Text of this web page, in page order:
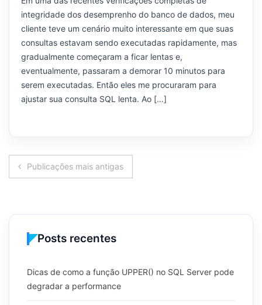
integridade dos desemprenho do banco de dados, meu
cliente teve um cenário muito interessante em que suas
consultas estavam sendo executadas rapidamente, mas
gradualmente começaram a ficar lentas e,
eventualmente, passaram a demorar 10 minutos para
serem executadas. Então eles me procuraram para
ajustar sua consulta SQL lenta. Ao […]
Navegação
posts
Publicações mais antigas
Posts recentes
Dicas de como a função UPPER() no SQL Server pode
degradar a performance